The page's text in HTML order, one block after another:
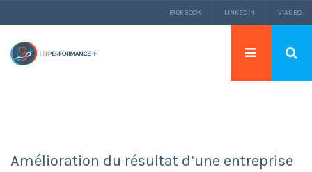
FACEBOOK LINKEDIN VIADEO
Amélioration du résultat d’une entreprise